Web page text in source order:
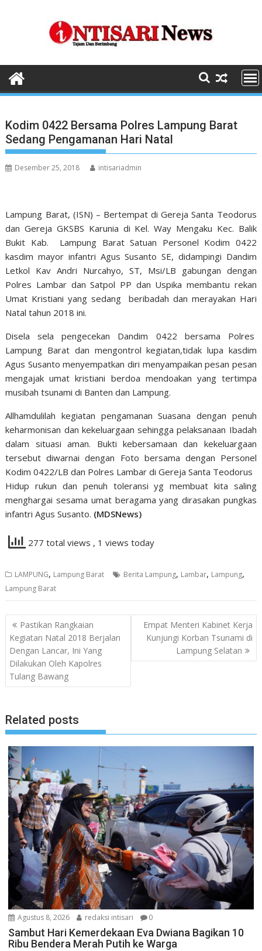
Kodim 0422 Bersama Polres Lampung Barat
Sedang Pengamanan Hari Natal
Desember 25, 2018 intisariadmin
Lampung Barat, (ISN) – Bertempat di Gereja Santa Teodorus
dan Gereja GKSBS Karunia di Kel. Way Mengaku Kec. Balik
Bukit Kab. Lampung Barat Satuan Personel Kodim 0422
kasdim mayor infantri Agus Susanto SE, didampingi Dandim
Letkol Kav Andri Nurcahyo, ST, Msi/LB gabungan dengan
Polres Lambar dan Satpol PP dan Uspika membantu rekan
Umat Kristiani yang sedang beribadah dan merayakan Hari
Natal tahun 2018 ini.
Disela sela pengecekan Dandim 0422 bersama Polres
Lampung Barat dan mengontrol kegiatan,tidak lupa kasdim
Agus Susanto menyempatkan diri menyampaikan pesan pesan
mengajak umat kristiani berdoa mendoakan yang tertimpa
musibah tsunami di Banten dan Lampung.
Allhamdulilah kegiatan pengamanan Suasana dengan penuh
keharmonisan dan kekeluargaan sehingga pelaksanaan Ibadah
dalam situasi aman. Bukti kebersamaan dan kekeluargaan
tersebut diwarnai dengan Foto bersama dengan Personel
Kodim 0422/LB dan Polres Lambar di Gereja Santa Teodorus
Hidup rukun dan penuh toleransi yg membuat kita saling
menghargai sesama umat beragama yang dirasakan pungkas
infantri Agus Susanto. (MDSNews)
277 total views , 1 views today
LAMPUNG, Lampung Barat Berita Lampung, Lambar, Lampung,
Lampung Barat
Navigasi
pos
Pastikan Rangkaian
Kegiatan Natal 2018 Berjalan
Dengan Lancar, Ini Yang
Dilakukan Oleh Kapolres
Tulang Bawang
Empat Menteri Kabinet Kerja
Kunjungi Korban Tsunami di
Lampung Selatan
Related posts
Agustus 8, 2026 redaksi intisari 0
Sambut Hari Kemerdekaan Eva Dwiana Bagikan 10
Ribu Bendera Merah Putih ke Warga